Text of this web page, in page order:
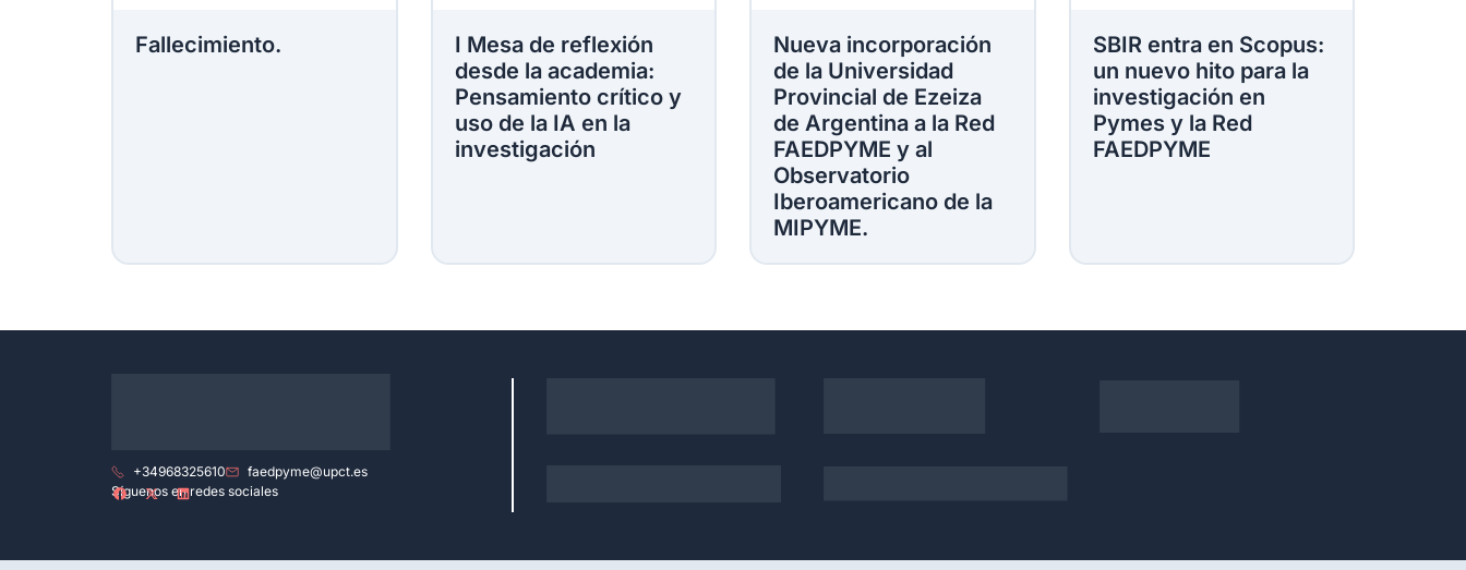
Fallecimiento.
I Mesa de reflexión
desde la academia:
Pensamiento crítico y
uso de la IA en la
investigación
Nueva incorporación
de la Universidad
Provincial de Ezeiza
de Argentina a la Red
FAEDPYME y al
Observatorio
Iberoamericano de la
MIPYME.
SBIR entra en Scopus:
un nuevo hito para la
investigación en
Pymes y la Red
FAEDPYME
+34968325610
faedpyme@upct.es
Síguenos en redes sociales